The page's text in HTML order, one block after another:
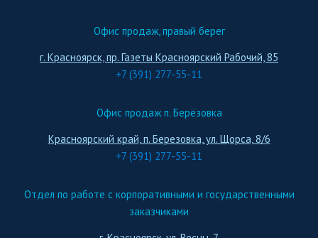
Офис продаж, правый берег
г. Красноярск, пр. Газеты Красноярский Рабочий, 85
+7 (391) 277-55-11
Офис продаж п. Берёзовка
Красноярский край, п. Березовка, ул. Щорса, 8/6
+7 (391) 277-55-11
Отдел по работе с корпоративными и государственными
заказчиками